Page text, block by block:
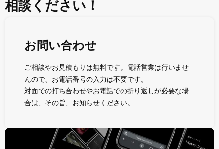
相談ください！
お問い合わせ
ご相談やお見積もりは無料です。電話営業は行いませ
んので、お電話番号の入力は不要です。
対面での打ち合わせやお電話での折り返しが必要な場
合は、その旨、お知らせください。